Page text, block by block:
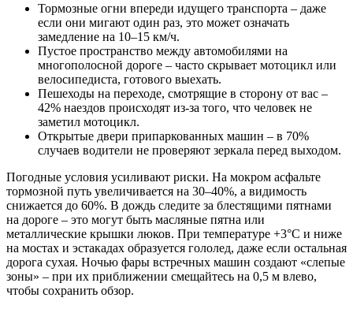
Тормозные огни впереди идущего транспорта – даже
если они мигают один раз, это может означать
замедление на 10–15 км/ч.
Пустое пространство между автомобилями на
многополосной дороге – часто скрывает мотоцикл или
велосипедиста, готового выехать.
Пешеходы на переходе, смотрящие в сторону от вас –
42% наездов происходят из-за того, что человек не
заметил мотоцикл.
Открытые двери припаркованных машин – в 70%
случаев водители не проверяют зеркала перед выходом.
Погодные условия усиливают риски. На мокром асфальте
тормозной путь увеличивается на 30–40%, а видимость
снижается до 60%. В дождь следите за блестящими пятнами
на дороге – это могут быть масляные пятна или
металлические крышки люков. При температуре +3°C и ниже
на мостах и эстакадах образуется гололед, даже если остальная
дорога сухая. Ночью фары встречных машин создают «слепые
зоны» – при их приближении смещайтесь на 0,5 м влево,
чтобы сохранить обзор.